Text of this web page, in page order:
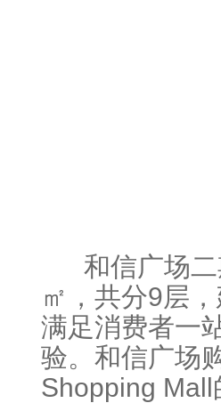
和信广场二
㎡，共分9层
满足消费者一
验。和信广场
Shopping Mall